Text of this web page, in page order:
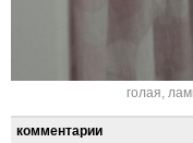
голая,
комментарии